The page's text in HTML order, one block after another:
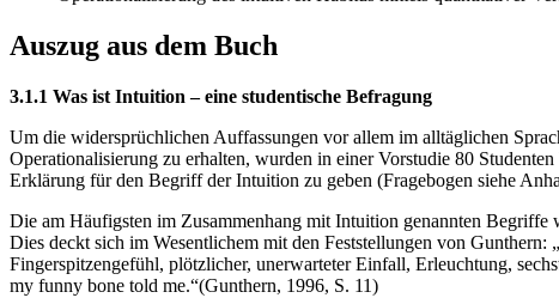
Auszug aus dem Buch
3.1.1 Was ist Intuition – eine studentische Befragung
Um die widersprüchlichen Auffassungen vor allem im alltäglichen
Operationalisierung zu erhalten, wurden in einer Vorstudie 80
Erklärung für den Begriff der Intuition zu geben (Fragebogen siehe
Die am Häufigsten im Zusammenhang mit Intuition genannten
Dies deckt sich im Wesentlichem mit den Feststellungen von
Fingerspitzengefühl, plötzlicher, unerwarteter Einfall, Erleuchtung,
my funny bone told me.“(Gunthern, 1996, S. 11)